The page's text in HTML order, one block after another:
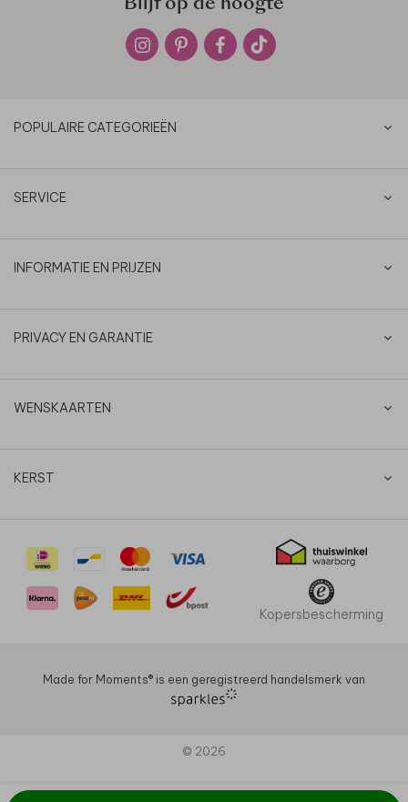
Blijf op de hoogte
POPULAIRE CATEGORIEËN
SERVICE
INFORMATIE EN PRIJZEN
PRIVACY EN GARANTIE
WENSKAARTEN
KERST
Kopersbescherming
Made for Moments®️ is een geregistreerd handelsmerk van
© 2026